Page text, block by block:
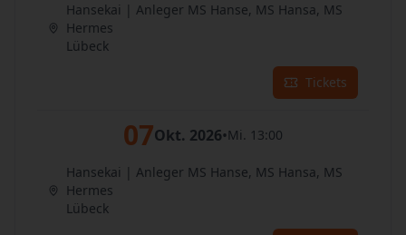
Hansekai | Anleger MS Hanse, MS Hansa, MS
Hermes
Lübeck
Tickets
07Okt. 2026•Mi. 13:00
Hansekai | Anleger MS Hanse, MS Hansa, MS
Hermes
Lübeck